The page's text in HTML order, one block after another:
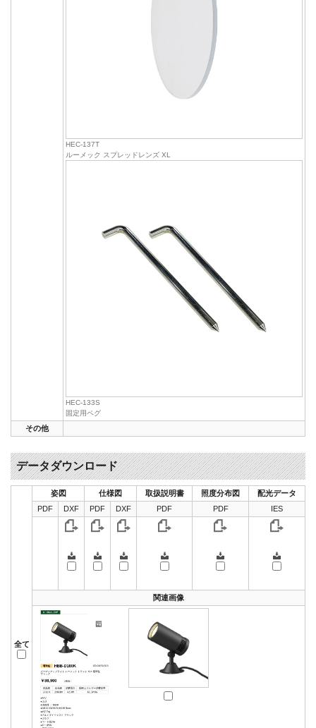
HEC-137T
ルーメック スプレッドレンズ XL
HEC-133S
固定用ペグ
その他
データダウンロード
全て
姿図 仕様図 取扱説明書 照度分布図
配光データ
PDF
DXF PDF DXF PDF PDF IES
関連画像